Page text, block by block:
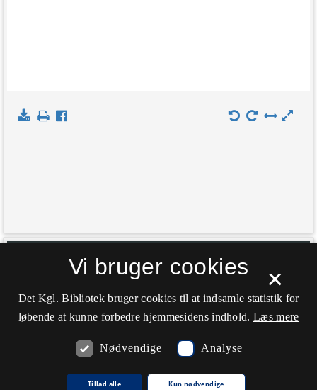
Indlæs kort
×
Vi bruger cookies
Det Kgl. Bibliotek bruger cookies til at indsamle statistik for
løbende at kunne forbedre hjemmesidens indhold. Læs mere
Nødvendige Analyse
Tillad alle Kun nødvendige